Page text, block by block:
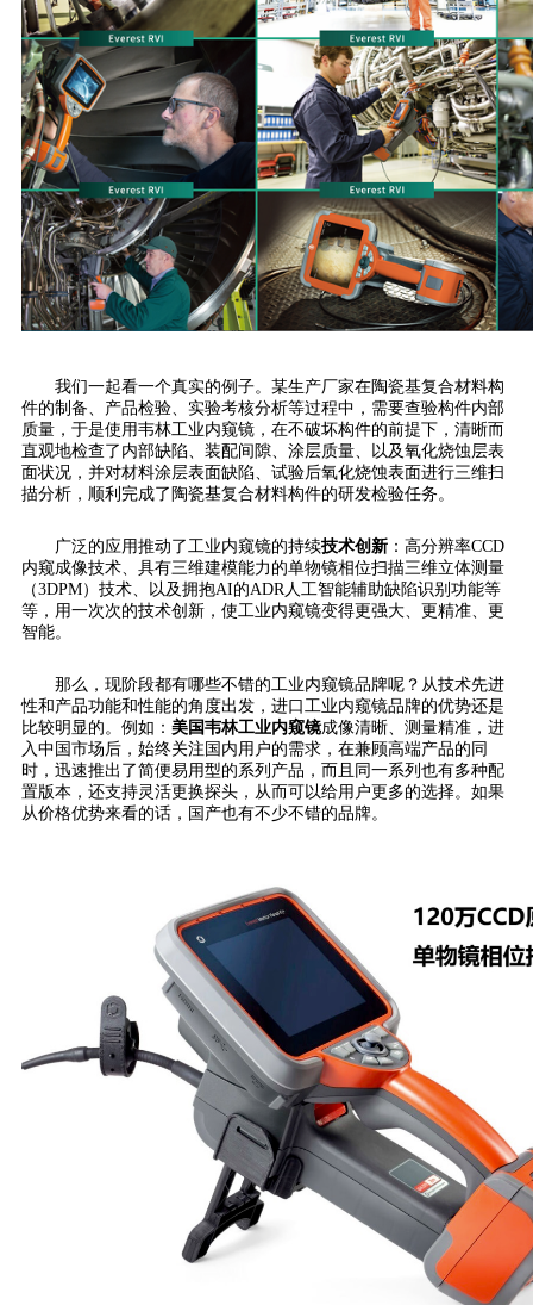
我们一起看一个真实的例子。某生产厂家在陶瓷基复合材料构
件的制备、产品检验、实验考核分析等过程中，需要查验构件内部
质量，于是使用韦林工业内窥镜，在不破坏构件的前提下，清晰而
直观地检查了内部缺陷、装配间隙、涂层质量、以及氧化烧蚀层表
面状况，并对材料涂层表面缺陷、试验后氧化烧蚀表面进行三维扫
描分析，顺利完成了陶瓷基复合材料构件的研发检验任务。
广泛的应用推动了工业内窥镜的持续技术创新 ：高分辨率CCD
内窥成像技术、具有三维建模能力的单物镜相位扫描三维立体测量
（3DPM）技术、以及拥抱AI的ADR人工智能辅助缺陷识别功能等
等，用一次次的技术创新，使工业内窥镜变得更强大、更精准、更
智能。
那么，现阶段都有哪些不错的工业内窥镜品牌呢？从技术先进
性和产品功能和性能的角度出发，进口工业内窥镜品牌的优势还是
比较明显的。例如： 美国韦林工业内窥镜成像清晰、测量精准，进
入中国市场后，始终关注国内用户的需求，在兼顾高端产品的同
时，迅速推出了简便易用型的系列产品，而且同一系列也有多种配
置版本，还支持灵活更换探头，从而可以给用户更多的选择。如果
从价格优势来看的话，国产也有不少不错的品牌。